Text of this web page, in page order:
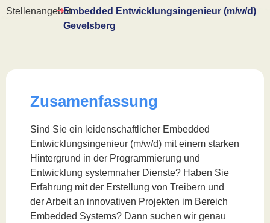
StellenangebotEmbedded Entwicklungsingenieur (m/w/d)
Gevelsberg
Zusamenfassung
Sind Sie ein leidenschaftlicher Embedded
Entwicklungsingenieur (m/w/d) mit einem starken
Hintergrund in der Programmierung und
Entwicklung systemnaher Dienste? Haben Sie
Erfahrung mit der Erstellung von Treibern und
der Arbeit an innovativen Projekten im Bereich
Embedded Systems? Dann suchen wir genau